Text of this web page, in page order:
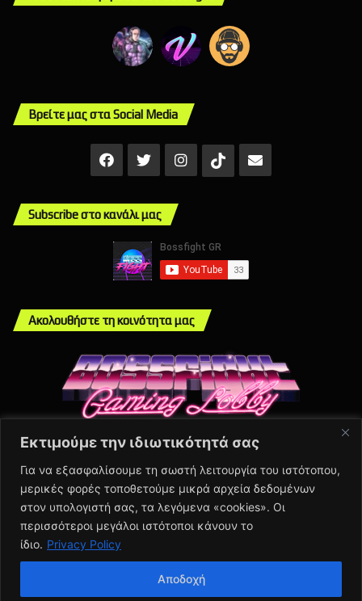
Εκτιμούμε την ιδιωτικότητά σας
Για να εξασφαλίσουμε τη σωστή λειτουργία του ιστότοπου,
μερικές φορές τοποθετούμε μικρά αρχεία δεδομένων
στον υπολογιστή σας, τα λεγόμενα «cookies». Οι
περισσότεροι μεγάλοι ιστότοποι κάνουν το
ίδιο. Privacy Policy
Αποδοχή
Βρείτε μας στα Social Media
Facebook
X InstagramTikTokMail
Subscribe στο κανάλι μας
Ακολουθήστε τη κοινότητα μας
About Us
Πολιτική Απορρήτου
Contact Us